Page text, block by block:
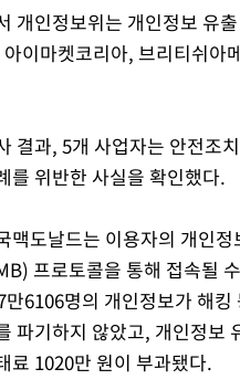
개인정보위는 개인정보 유
이마켓코리아, 브리티쉬아
결과, 5개 사업자는 안전조
를 위반한 사실을 확인했다.
맥도날드는 이용자의 개인
프로토콜을 통해 접속될
만6106명의 개인정보가 해
파기하지 않았고, 개인정보
료 1020만 원이 부과됐다.